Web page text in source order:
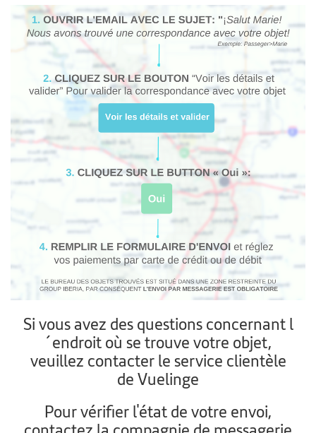
Si vous avez des questions concernant l
´endroit où se trouve votre objet,
veuillez contacter le service clientèle
de Vuelinge
Pour vérifier l'état de votre envoi,